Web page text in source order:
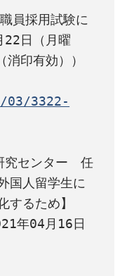
員採用試験に
22日（月曜
03/3322-
究センター　任
国人留学生に
するため】
年04月16日